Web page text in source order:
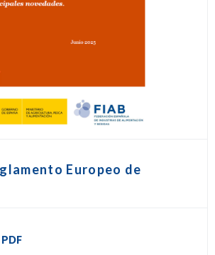
Europeo de
PDF